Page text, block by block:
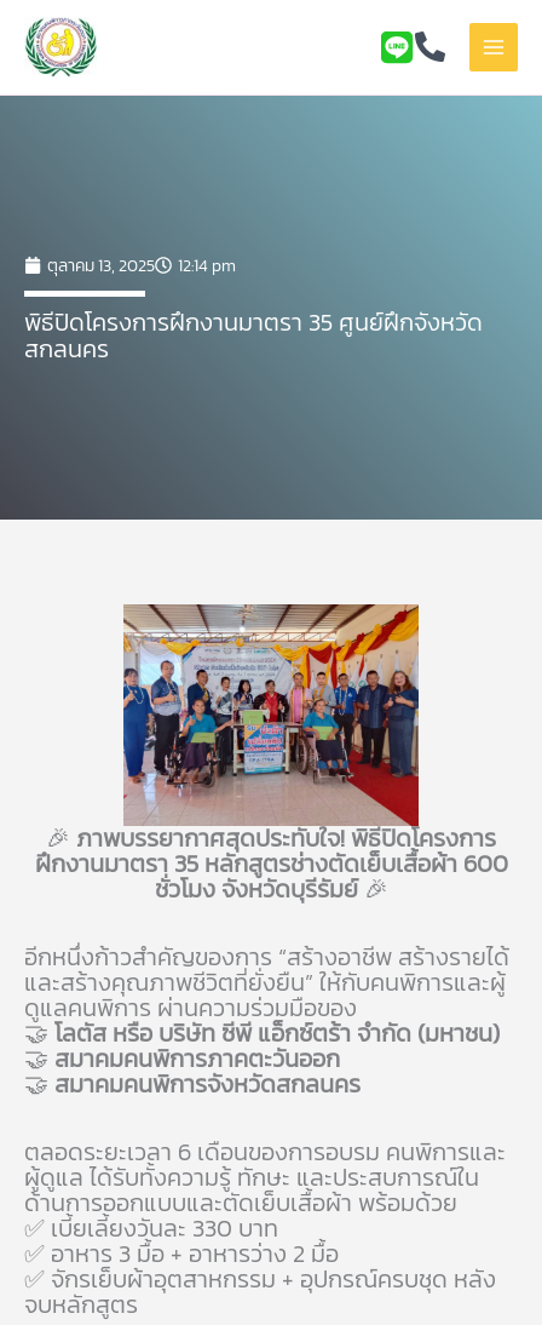
content
ตุลาคม 13, 2025 12:14 pm
พิธีปิดโครงการฝึกงานมาตรา 35 ศูนย์ฝึกจังหวัด
สกลนคร
🎉 ภาพบรรยากาศสุดประทับใจ! พิธีปิดโครงการ
ฝึกงานมาตรา 35 หลักสูตรช่างตัดเย็บเสื้อผ้า 600
ชั่วโมง จังหวัดบุรีรัมย์🎉
อีกหนึ่งก้าวสำคัญของการ “สร้างอาชีพ สร้างรายได้
และสร้างคุณภาพชีวิตที่ยั่งยืน” ให้กับคนพิการและผู้
ดูแลคนพิการ ผ่านความร่วมมือของ
🤝 โลตัส หรือ บริษัท ซีพี แอ็กซ์ตร้า จำกัด (มหาชน)
🤝 สมาคมคนพิการภาคตะวันออก
🤝 สมาคมคนพิการจังหวัดสกลนคร
ตลอดระยะเวลา 6 เดือนของการอบรม คนพิการและ
ผู้ดูแล ได้รับทั้งความรู้ ทักษะ และประสบการณ์ใน
ด้านการออกแบบและตัดเย็บเสื้อผ้า พร้อมด้วย
✅ เบี้ยเลี้ยงวันละ 330 บาท
✅ อาหาร 3 มื้อ + อาหารว่าง 2 มื้อ
✅ จักรเย็บผ้าอุตสาหกรรม + อุปกรณ์ครบชุด หลัง
จบหลักสูตร